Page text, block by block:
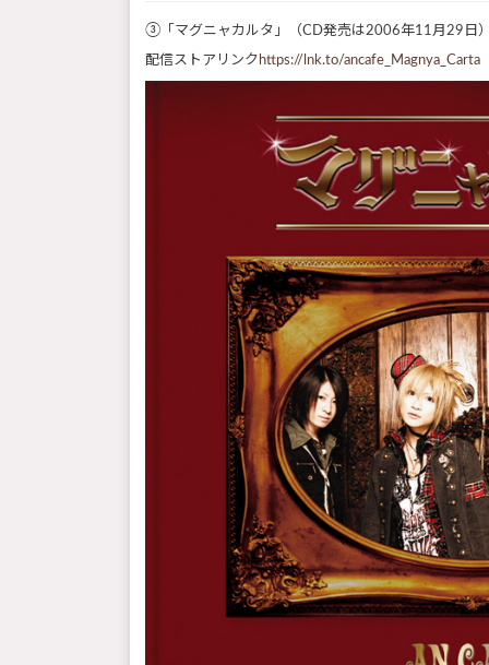
③「マグニャカルタ」（CD発売は2006年11月29日
配信ストアリンク https://lnk.to/ancafe_Magnya_Carta